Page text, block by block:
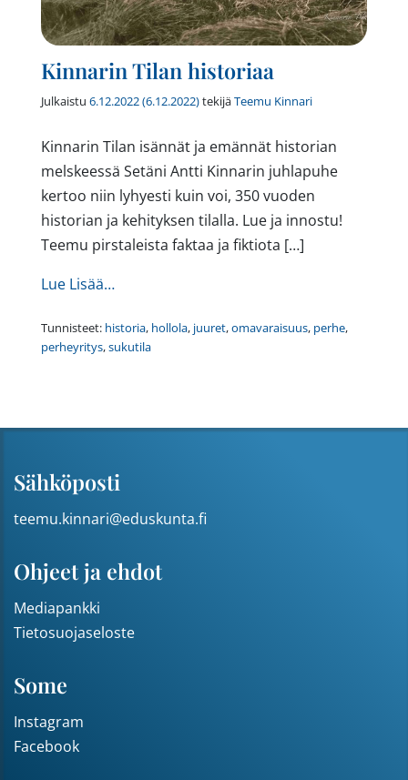
Kinnarin Tilan historiaa
Julkaistu 6.12.2022(6.12.2022)tekijäTeemu Kinnari
Kinnarin Tilan isännät ja emännät historian
melskeessä Setäni Antti Kinnarin juhlapuhe
kertoo niin lyhyesti kuin voi, 350 vuoden
historian ja kehityksen tilalla. Lue ja innostu!
Teemu pirstaleista faktaa ja fiktiota […]
Lue Lisää…from Kinnarin Tilan historiaa
Tunnisteet: historia, hollola, juuret,omavaraisuus, perhe,
perheyritys,sukutila
Sähköposti
teemu.kinnari@eduskunta.fi
Ohjeet ja ehdot
Mediapankki
Tietosuojaseloste
Some
Instagram
Facebook